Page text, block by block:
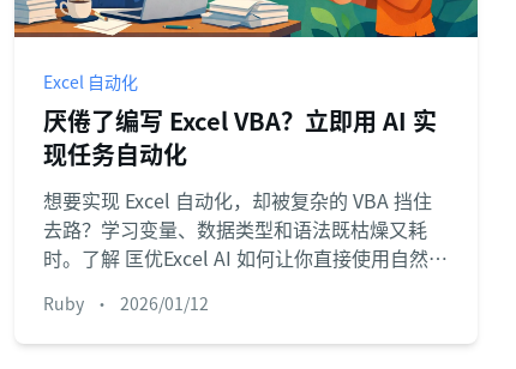
Excel 自动化
厌倦了编写 Excel VBA？立即用 AI 实
现任务自动化
想要实现 Excel 自动化，却被复杂的 VBA 挡住
去路？学习变量、数据类型和语法既枯燥又耗
时。了解 匡优Excel AI 如何让你直接使用自然语
Ruby • 2026/01/12